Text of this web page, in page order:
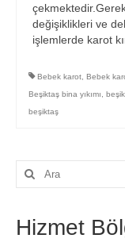
değişiklikleri ve
işlemlerde karot
Bebek karot Bebek
Beşiktaş bina yıkımı
beşiktaş
Şunu
ara:
Hizmet